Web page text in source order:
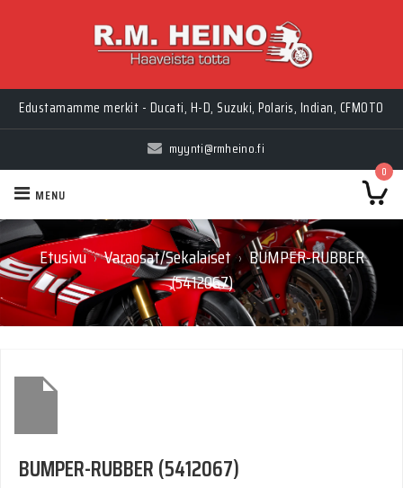
Edustamamme merkit - Ducati, H-D, Suzuki, Polaris, Indian, CFMOTO
myynti@rmheino.fi
0
MENU
Etusivu › Varaosat/Sekalaiset › BUMPER-RUBBER
(5412067)
BUMPER-RUBBER (5412067)